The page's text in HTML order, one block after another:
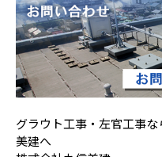
グラウト工事・左官工事
美建へ